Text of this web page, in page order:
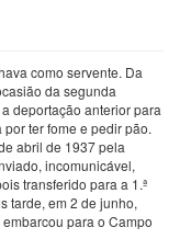
como servente. Da
da segunda
deportação anterior para
ter fome e pedir pão.
abril de 1937 pela
incomunicável,
transferido para a 1.ª
tarde, em 2 de junho,
para o Campo